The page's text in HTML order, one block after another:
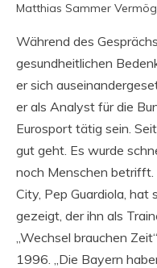
Matthias Sammer
Während des
gesundheitlichen
er sich
er als Analyst für die
Eurosport tätig sein.
gut geht. Es wurde
noch Menschen
City, Pep Guardiola, hat
gezeigt, der ihn als
„Wechsel brauchen
1996. „Die Bayern